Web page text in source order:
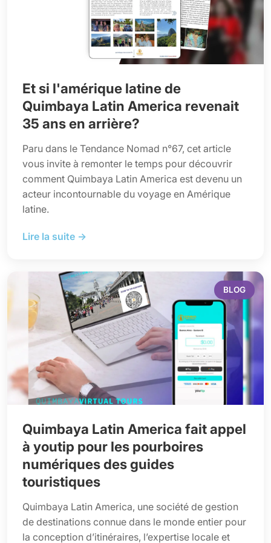
Et si l'amérique latine de
Quimbaya Latin America revenait
35 ans en arrière?
Paru dans le Tendance Nomad n°67, cet article
vous invite à remonter le temps pour découvrir
comment Quimbaya Latin America est devenu un
acteur incontournable du voyage en Amérique
latine.
Lire la suite →
BLOG
Quimbaya Latin America fait appel
à youtip pour les pourboires
numériques des guides
touristiques
Quimbaya Latin America, une société de gestion
de destinations connue dans le monde entier pour
la conception d’itinéraires, l’expertise locale et